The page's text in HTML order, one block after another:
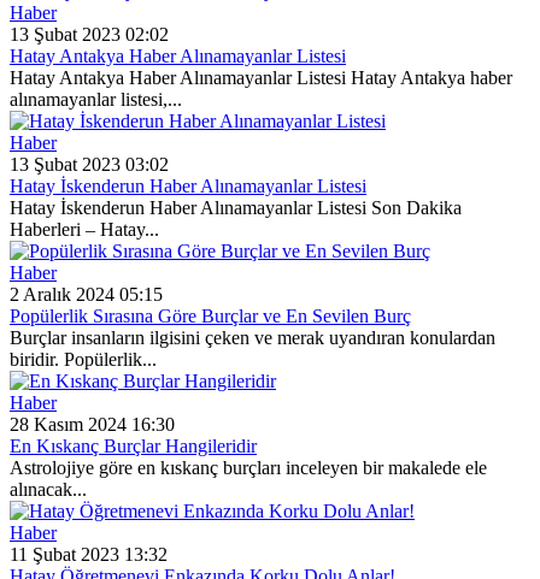
Haber
13 Şubat 2023 02:02
Hatay Antakya Haber Alınamayanlar Listesi
Hatay Antakya Haber Alınamayanlar Listesi Hatay Antakya haber
alınamayanlar listesi,...
Haber
13 Şubat 2023 03:02
Hatay İskenderun Haber Alınamayanlar Listesi
Hatay İskenderun Haber Alınamayanlar Listesi Son Dakika
Haberleri – Hatay...
Haber
2 Aralık 2024 05:15
Popülerlik Sırasına Göre Burçlar ve En Sevilen Burç
Burçlar insanların ilgisini çeken ve merak uyandıran konulardan
biridir. Popülerlik...
Haber
28 Kasım 2024 16:30
En Kıskanç Burçlar Hangileridir
Astrolojiye göre en kıskanç burçları inceleyen bir makalede ele
alınacak...
Haber
11 Şubat 2023 13:32